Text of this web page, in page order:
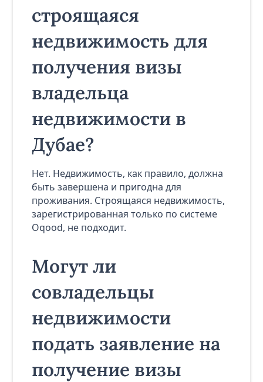
строящаяся
недвижимость для
получения визы
владельца
недвижимости в
Дубае?
Нет. Недвижимость, как правило, должна
быть завершена и пригодна для
проживания. Строящаяся недвижимость,
зарегистрированная только по системе
Oqood, не подходит.
Могут ли
совладельцы
недвижимости
подать заявление на
получение визы